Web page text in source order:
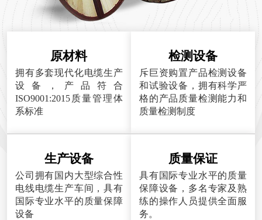
原材料
拥有多套现代化电缆生产
设备，产品符合
ISO9001:2015质量管理体
系标准
检测设备
斥巨资购置产品检测设备
和试验设备，拥有科学严
格的产品质量检测能力和
质量检测制度
生产设备
公司拥有国内大型综合性
电线电缆生产车间，具有
国际专业水平的质量保障
设备
质量保证
具有国际专业水平的质量
保障设备，多名专家及熟
练的操作人员提供全面服
务。